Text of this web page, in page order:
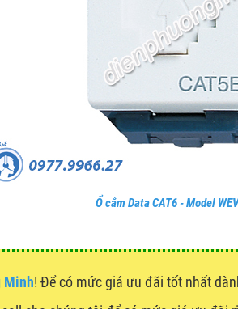
Ổ cắm Data CAT6 - Model
Minh! Để có mức giá ưu đãi tốt nhất